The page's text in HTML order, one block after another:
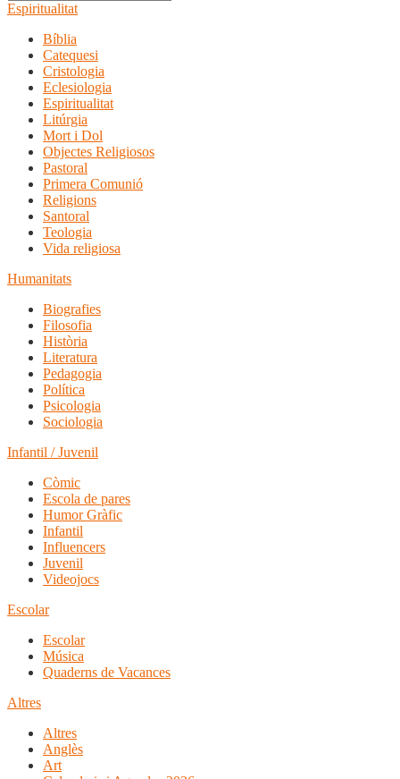
Espiritualitat
Bíblia
Catequesi
Cristologia
Eclesiologia
Espiritualitat
Litúrgia
Mort i Dol
Objectes Religiosos
Pastoral
Primera Comunió
Religions
Santoral
Teologia
Vida religiosa
Humanitats
Biografies
Filosofia
Història
Literatura
Pedagogia
Política
Psicologia
Sociologia
Infantil / Juvenil
Còmic
Escola de pares
Humor Gràfic
Infantil
Influencers
Juvenil
Videojocs
Escolar
Escolar
Música
Quaderns de Vacances
Altres
Altres
Anglès
Art